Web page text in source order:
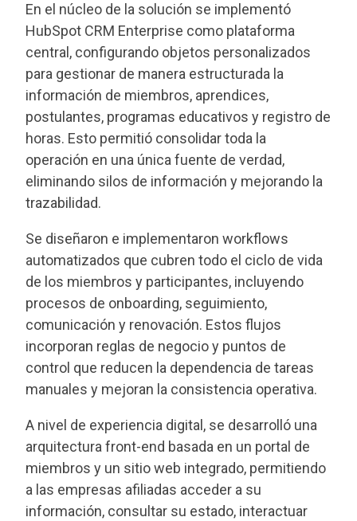
En el núcleo de la solución se implementó
HubSpot CRM Enterprise como plataforma
central, configurando objetos personalizados
para gestionar de manera estructurada la
información de miembros, aprendices,
postulantes, programas educativos y registro de
horas. Esto permitió consolidar toda la
operación en una única fuente de verdad,
eliminando silos de información y mejorando la
trazabilidad.
Se diseñaron e implementaron workflows
automatizados que cubren todo el ciclo de vida
de los miembros y participantes, incluyendo
procesos de onboarding, seguimiento,
comunicación y renovación. Estos flujos
incorporan reglas de negocio y puntos de
control que reducen la dependencia de tareas
manuales y mejoran la consistencia operativa.
A nivel de experiencia digital, se desarrolló una
arquitectura front-end basada en un portal de
miembros y un sitio web integrado, permitiendo
a las empresas afiliadas acceder a su
información, consultar su estado, interactuar